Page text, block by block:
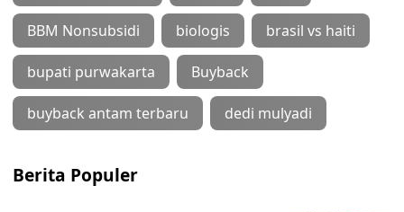
BBM Nonsubsidi biologis brasil vs haiti
bupati purwakarta Buyback
buyback antam terbaru dedi mulyadi
Berita Populer